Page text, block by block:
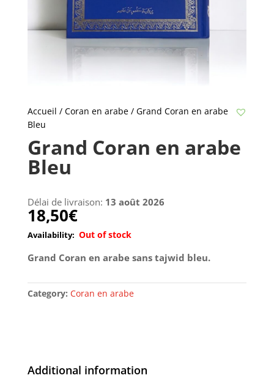
Accueil / Coran en arabe/ Grand Coran en arabe
Bleu
Grand Coran en arabe
Bleu
Délai de livraison: 13 août 2026
18,50€
Out of stock
Grand Coran en arabe sans tajwid bleu.
Category: Coran en arabe
Additional information